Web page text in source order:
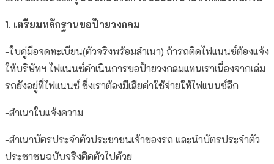
1. เตรียมหลักฐานขอป้ายวงกลม
-ใบคู่มือจดทะเบียน(ตัวจริงพร้อมสำเนา) ถ้ารถติดไฟแนนซ์ต้องแจ้ง
ให้บริษัทฯ ไฟแนนซ์ดำเนินการขอป้ายวงกลมแทนเราเนื่องจากเล่ม
รถยังอยู่ที่ไฟแนนซ์ ซึ่งเราต้องมีเสียค่าใช้จ่ายให้ไฟแนนซ์อีก
-สำเนาใบแจ้งความ
-สำเนาบัตรประจำตัวประชาชนเจ้าของรถ และนำบัตรประจำตัว
ประชาชนฉบับจริงติดตัวไปด้วย